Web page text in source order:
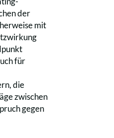
der
mit
für
die
zwischen
gegen